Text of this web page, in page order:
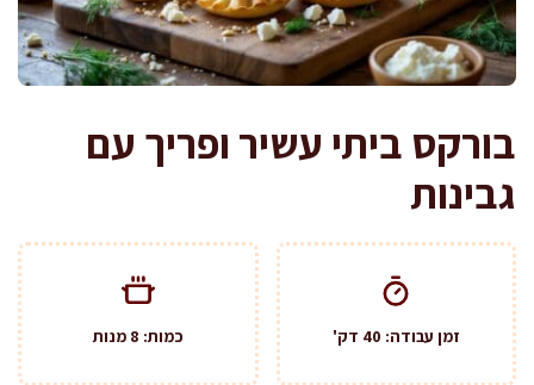
בורקס ביתי עשיר ופריך עם
גבינות
זמן עבודה: 40 דק' כמות: 8 מנות